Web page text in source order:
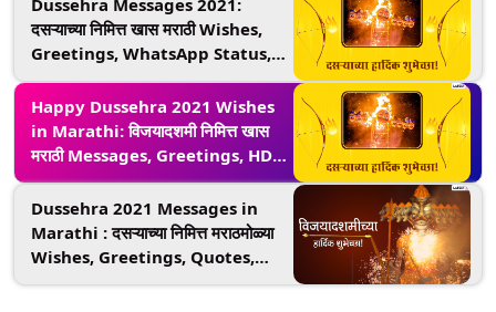
Dussehra Messages 2021:
दसऱ्याच्या निमित्त खास मराठी Wishes,
Greetings, WhatsApp Status,
HD Image शेअर करून द्या शुभेच्छा
Happy Dussehra 2021 Wishes
in Marathi: विजयादशमी निमित्त खास
मराठी Messages, Greetings, HD
Images शेअर करून द्या शुभेच्छा; द्विगुणीत
करा दसऱ्याचा आनंद
Dussehra 2021 Messages in
Marathi : दसऱ्याच्या निमित्त मराठमोळ्या
Wishes, Greetings, Quotes,